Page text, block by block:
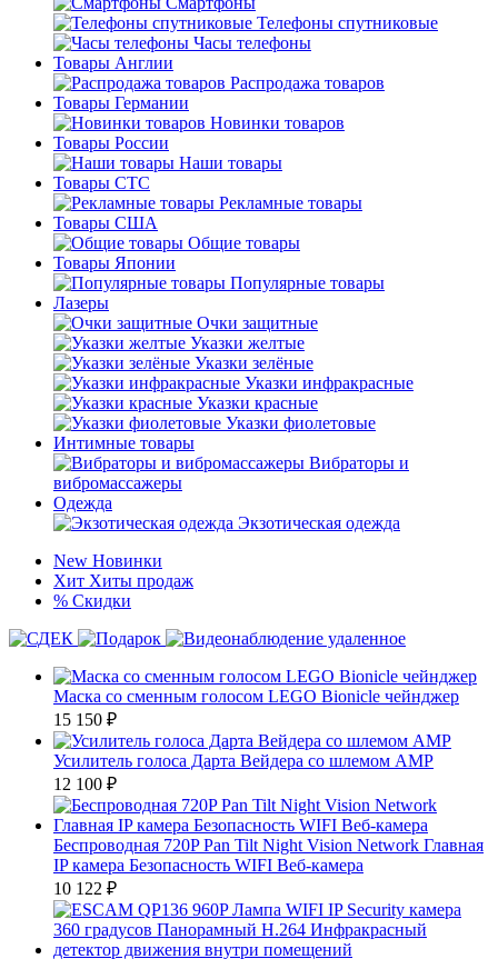
Телефоны спутниковые
Часы телефоны
Товары Англии
Распродажа товаров
Товары Германии
Новинки товаров
Товары России
Наши товары
Товары СТС
Рекламные товары
Товары США
Общие товары
Товары Японии
Популярные товары
Лазеры
Очки защитные
Указки желтые
Указки зелёные
Указки инфракрасные
Указки красные
Указки фиолетовые
Интимные товары
Вибраторы и
вибромассажеры
Одежда
Экзотическая одежда
New Новинки
Хит Хиты продаж
% Скидки
Маска со сменным голосом LEGO Bionicle чейнджер
15 150 ₽
Усилитель голоса Дарта Вейдера со шлемом AMP
12 100 ₽
Беспроводная 720P Pan Tilt Night Vision Network Главная
IP камера Безопасность WIFI Веб-камера
10 122 ₽